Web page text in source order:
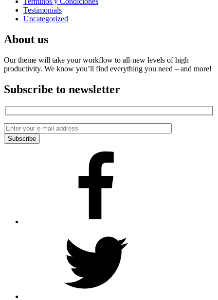
Testimonials
Uncategorized
About us
Our theme will take your workflow to all-new levels of high
productivity. We know you’ll find everything you need – and more!
Subscribe to newsletter